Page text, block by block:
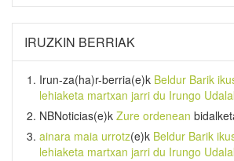
IRUZKIN BERRIAK
Irun-za(ha)r-berria(e)k Beldur Barik
lehiaketa martxan jarri du Irungo
NBNoticias(e)k Zure ordenean
ainara maia urrotz(e)k Beldur Barik
lehiaketa martxan jarri du Irungo